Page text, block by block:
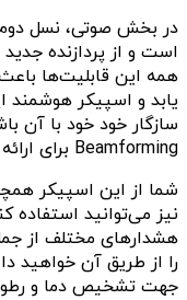
همه این قابلیت‌ها
یابد و اسپیکر هوشمند
سازگار خود خود با آن
Beamforming برای ارائه صدای سه‌بعدی بهره می‌‌برد.
شما از این اسپیکر
نیز می‌توانید استفاده
هشدارهای مختلف از
را از طریق آن خواهید
جهت تشخیص دما و